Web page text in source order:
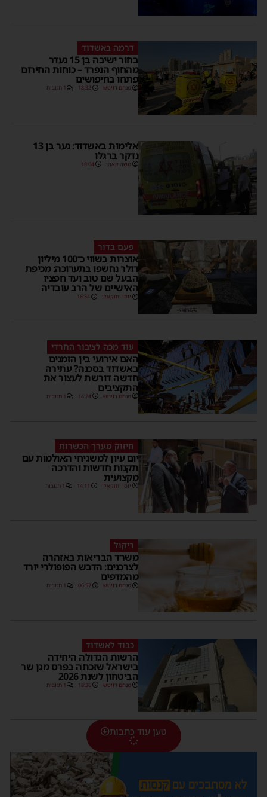
דרמה באשדוד
בחור ישיבה בן 15 נעדר
מהחוף הנפרד – כוחות החירום
פתחו בחיפושים
מנחם דויטש 18:32 1 תגובות
אלימות באשדוד: נער בן 13
נדקר ברגלו
משה קאהן 18:04
פעם בדור
אוצרות בשווי כ־100 מיליון
דולר נחשפו בתערוכה: מכיפת
הבעל שם טוב ועד חפציו
האישיים של הרב עובדיה
יוסי יחזקאלי 16:34
עוד מכה לציבור החרדי
האם אירועי בין הזמנים
באשדוד בסכנה? עתירה
חדשה דורשת לעצור את
התקציבים
מנחם דויטש 14:24 1 תגובות
חיזוק מערך הכשרות
יום עיון למשגיחי האולמות עם
תקנות חדשות והדרכה
מקצועית
יוסי יחזקאלי 14:11 1 תגובות
ריקול
משרד הבריאות באזהרה
לצרכנים: הדבש הפופולרי יורד
מהמדפים
מנחם דויטש 06:57 1 תגובות
כבוד לאשדוד
הרשות הגדולה היחידה
בישראל שזכתה בפרס מגן שר
הביטחון לשנת 2026
מנחם דויטש 18:36 1 תגובות
טען עוד כתבות